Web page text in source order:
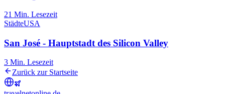
21 Min. Lesezeit
StädteUSA
San José - Hauptstadt des Silicon Valley
3 Min. Lesezeit
Zurück zur Startseite